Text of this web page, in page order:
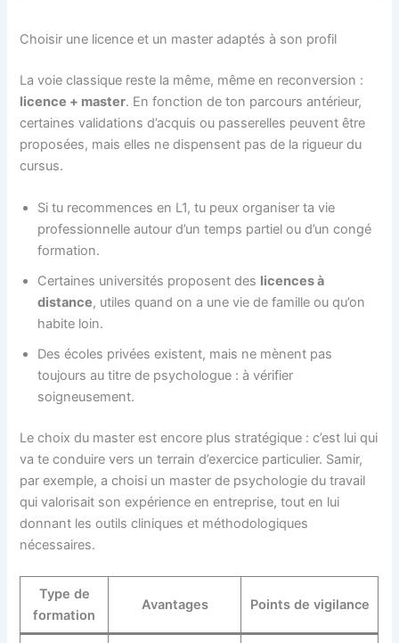
Choisir une licence et un master adaptés à son profil
La voie classique reste la même, même en reconversion :
licence + master. En fonction de ton parcours antérieur,
certaines validations d’acquis ou passerelles peuvent être
proposées, mais elles ne dispensent pas de la rigueur du
cursus.
Si tu recommences en L1, tu peux organiser ta vie
professionnelle autour d’un temps partiel ou d’un congé
formation.
Certaines universités proposent des licences à
distance, utiles quand on a une vie de famille ou qu’on
habite loin.
Des écoles privées existent, mais ne mènent pas
toujours au titre de psychologue : à vérifier
soigneusement.
Le choix du master est encore plus stratégique : c’est lui qui
va te conduire vers un terrain d’exercice particulier. Samir,
par exemple, a choisi un master de psychologie du travail
qui valorisait son expérience en entreprise, tout en lui
donnant les outils cliniques et méthodologiques
nécessaires.
Type de
formation
Avantages Points de vigilance